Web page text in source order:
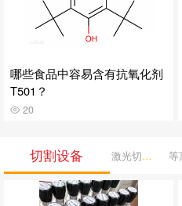
哪些食品中容易含有抗氧化剂
T501？
20
切割设备 激光切割机